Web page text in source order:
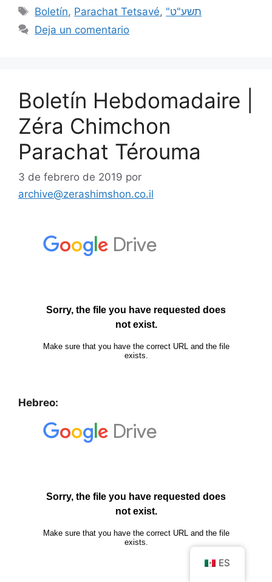
Boletín, Parachat Tetsavé,
"תשע"ט
Deja un comentario
Boletín Hebdomadaire |
Zéra Chimchon
Parachat Térouma
3 de febrero de 2019 por
archive@zerashimshon.co.il
Hebreo:
ES